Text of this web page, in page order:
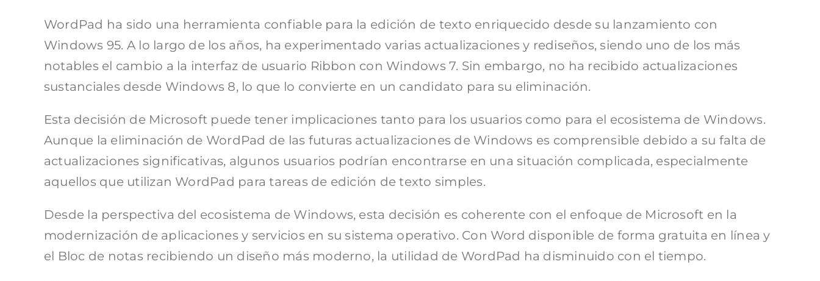
WordPad ha sido una herramienta confiable para la edición de texto enriquecido desde su lanzamiento con
Windows 95. A lo largo de los años, ha experimentado varias actualizaciones y rediseños, siendo uno de los más
notables el cambio a la interfaz de usuario Ribbon con Windows 7. Sin embargo, no ha recibido actualizaciones
sustanciales desde Windows 8, lo que lo convierte en un candidato para su eliminación.
Esta decisión de Microsoft puede tener implicaciones tanto para los usuarios como para el ecosistema de Windows.
Aunque la eliminación de WordPad de las futuras actualizaciones de Windows es comprensible debido a su falta de
actualizaciones significativas, algunos usuarios podrían encontrarse en una situación complicada, especialmente
aquellos que utilizan WordPad para tareas de edición de texto simples.
Desde la perspectiva del ecosistema de Windows, esta decisión es coherente con el enfoque de Microsoft en la
modernización de aplicaciones y servicios en su sistema operativo. Con Word disponible de forma gratuita en línea y
el Bloc de notas recibiendo un diseño más moderno, la utilidad de WordPad ha disminuido con el tiempo.